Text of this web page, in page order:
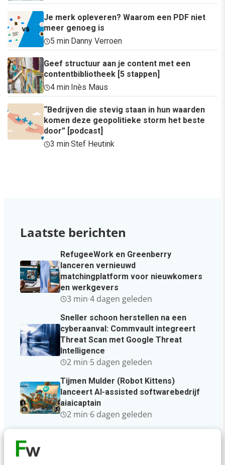
Je merk opleveren? Waarom een PDF niet
meer genoeg is
5 min·Danny Verroen
Geef structuur aan je content met een
contentbibliotheek [5 stappen]
4 min·Inès Maus
“Bedrijven die stevig staan in hun waarden
komen deze geopolitieke storm het beste
door” [podcast]
3 min·Stef Heutink
Laatste berichten
RefugeeWork en Greenberry
lanceren vernieuwd
matchingplatform voor nieuwkomers
en werkgevers
3 min·4 dagen geleden
Sneller schoon herstellen na een
cyberaanval: Commvault integreert
Threat Scan met Google Threat
Intelligence
2 min·5 dagen geleden
Tijmen Mulder (Robot Kittens)
lanceert AI-assisted softwarebedrijf
aiaicaptain
2 min·6 dagen geleden